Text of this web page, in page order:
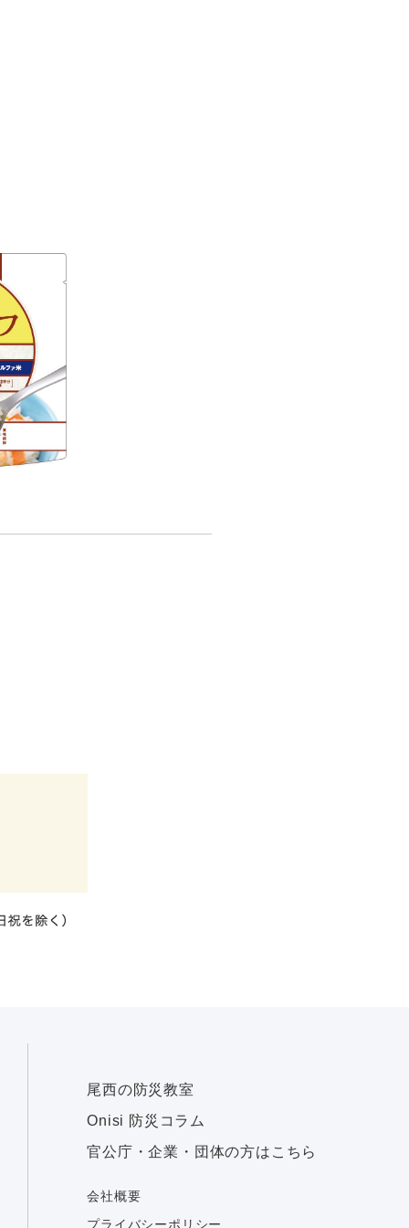
尾西の防災教室
Onisi 防災コラム
官公庁・企業・団体の方はこちら
会社概要
プライバシーポリシー